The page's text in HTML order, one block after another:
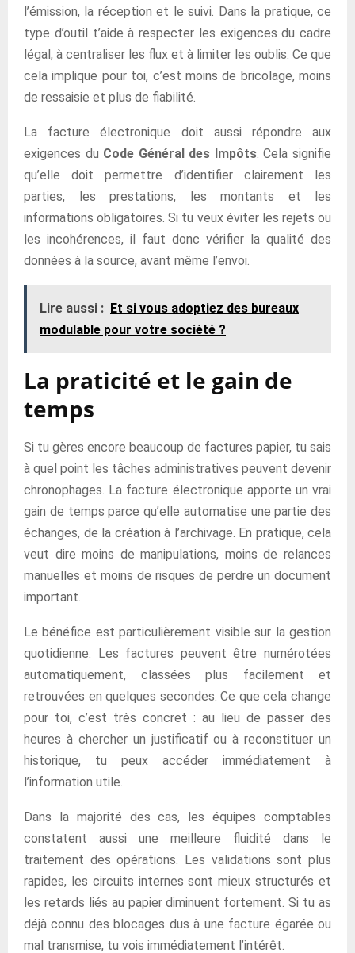
l’émission, la réception et le suivi. Dans la pratique, ce
type d’outil t’aide à respecter les exigences du cadre
légal, à centraliser les flux et à limiter les oublis. Ce que
cela implique pour toi, c’est moins de bricolage, moins
de ressaisie et plus de fiabilité.
La facture électronique doit aussi répondre aux
exigences du Code Général des Impôts. Cela signifie
qu’elle doit permettre d’identifier clairement les
parties, les prestations, les montants et les
informations obligatoires. Si tu veux éviter les rejets ou
les incohérences, il faut donc vérifier la qualité des
données à la source, avant même l’envoi.
Lire aussi : Et si vous adoptiez des bureaux
modulable pour votre société ?
La praticité et le gain de
temps
Si tu gères encore beaucoup de factures papier, tu sais
à quel point les tâches administratives peuvent devenir
chronophages. La facture électronique apporte un vrai
gain de temps parce qu’elle automatise une partie des
échanges, de la création à l’archivage. En pratique, cela
veut dire moins de manipulations, moins de relances
manuelles et moins de risques de perdre un document
important.
Le bénéfice est particulièrement visible sur la gestion
quotidienne. Les factures peuvent être numérotées
automatiquement, classées plus facilement et
retrouvées en quelques secondes. Ce que cela change
pour toi, c’est très concret : au lieu de passer des
heures à chercher un justificatif ou à reconstituer un
historique, tu peux accéder immédiatement à
l’information utile.
Dans la majorité des cas, les équipes comptables
constatent aussi une meilleure fluidité dans le
traitement des opérations. Les validations sont plus
rapides, les circuits internes sont mieux structurés et
les retards liés au papier diminuent fortement. Si tu as
déjà connu des blocages dus à une facture égarée ou
mal transmise, tu vois immédiatement l’intérêt.